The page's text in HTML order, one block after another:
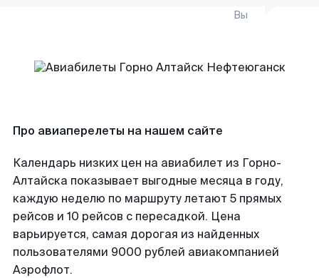
Вы
Про авиаперелеты на нашем сайте
Календарь низких цен на авиабилет из Горно-
Алтайска показывает выгодные месяца в году,
каждую неделю по маршруту летают 5 прямых
рейсов и 10 рейсов с пересадкой. Цена
варьируется, самая дорогая из найденных
пользователями 9000 рублей авиакомпанией
Аэрофлот.